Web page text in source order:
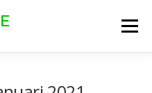
Menu